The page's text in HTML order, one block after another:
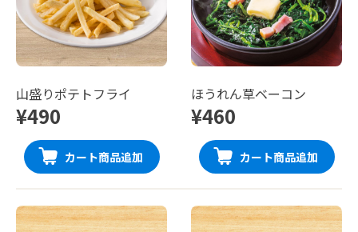
山盛りポテトフライ
¥490
カート商品追加
ほうれん草ベーコン
¥460
カート商品追加